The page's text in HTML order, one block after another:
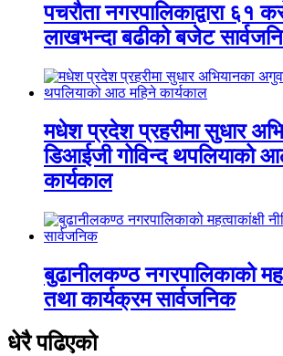
पचरौता नगरपालिकाद्वारा ६१
लाखभन्दा बढीको बजेट
मधेश प्रदेश प्रहरीमा सुधार
डिआईजी गोविन्द थपलियाको
कार्यकाल
बुढानीलकण्ठ नगरपालिकाको
तथा कार्यक्रम सार्वजनिक
धेरै पढिएको